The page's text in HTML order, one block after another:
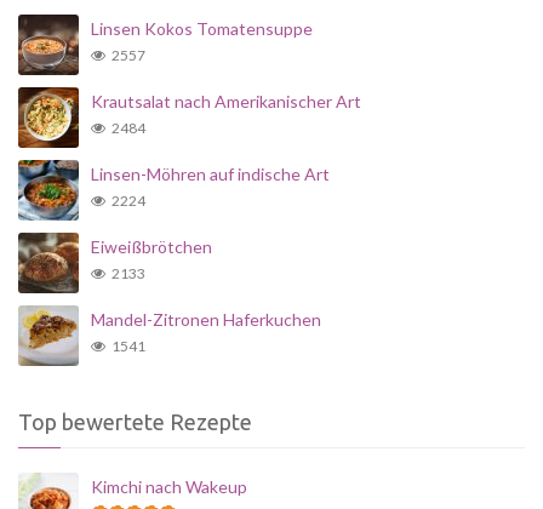
Linsen Kokos Tomatensuppe
2557
Krautsalat nach Amerikanischer Art
2484
Linsen-Möhren auf indische Art
2224
Eiweißbrötchen
2133
Mandel-Zitronen Haferkuchen
1541
Top bewertete Rezepte
Kimchi nach Wakeup